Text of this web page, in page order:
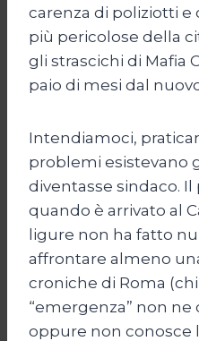
carenza di poliziotti e
più pericolose della
gli strascichi di Mafia
paio di mesi dal
Intendiamoci,
problemi esistevano
diventasse sindaco. Il
quando è arrivato al
ligure non ha fatto
affrontare almeno
croniche di Roma
“emergenza” non ne
oppure non conosce